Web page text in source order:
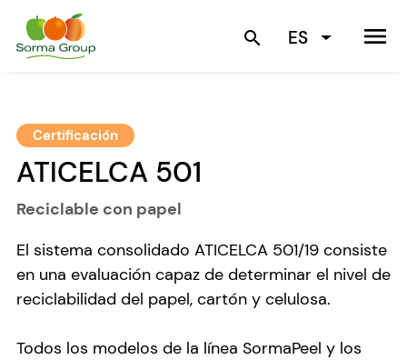
search ES menu
Certificación
ATICELCA 501
Reciclable con papel
El sistema consolidado ATICELCA 501/19 consiste
en una evaluación capaz de determinar el nivel de
reciclabilidad del papel, cartón y celulosa.
Todos los modelos de la línea SormaPeel y los